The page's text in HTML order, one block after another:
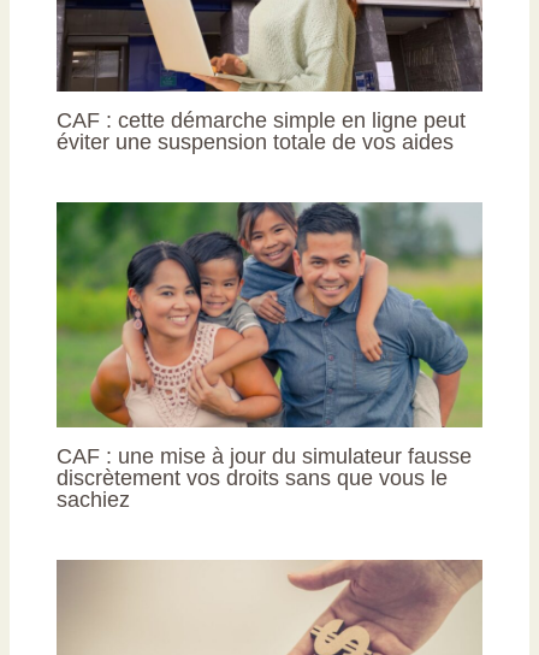
CAF : cette démarche simple en ligne peut
éviter une suspension totale de vos aides
CAF : une mise à jour du simulateur fausse
discrètement vos droits sans que vous le
sachiez